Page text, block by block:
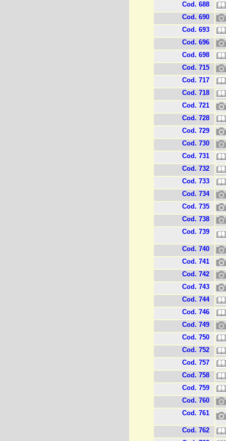
Cod. 688
Cod. 690
Cod. 693
Cod. 696
Cod. 698
Cod. 715
Cod. 717
Cod. 718
Cod. 721
Cod. 728
Cod. 729
Cod. 730
Cod. 731
Cod. 732
Cod. 733
Cod. 734
Cod. 735
Cod. 738
Cod. 739
Cod. 740
Cod. 741
Cod. 742
Cod. 743
Cod. 744
Cod. 746
Cod. 749
Cod. 750
Cod. 752
Cod. 757
Cod. 758
Cod. 759
Cod. 760
Cod. 761
Cod. 762